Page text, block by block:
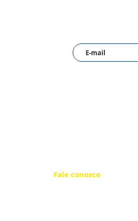
Fale conosco